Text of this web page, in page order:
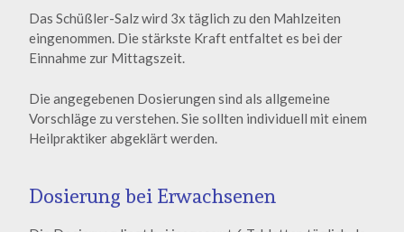
Das Schüßler-Salz wird 3x täglich zu den Mahlzeiten
eingenommen. Die stärkste Kraft entfaltet es bei der
Einnahme zur Mittagszeit.
Die angegebenen Dosierungen sind als allgemeine
Vorschläge zu verstehen. Sie sollten individuell mit einem
Heilpraktiker abgeklärt werden.
Dosierung bei Erwachsenen